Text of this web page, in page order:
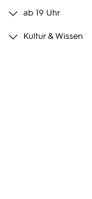
ab 19 Uhr
Kultur & Wissen